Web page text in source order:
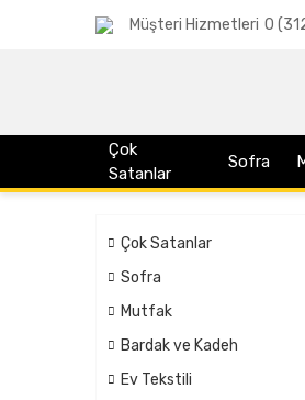
Müşteri Hizmetleri 0
Çok
Satanlar
Sofra
Çok Satanlar
Sofra
Mutfak
Bardak ve Kadeh
Ev Tekstili